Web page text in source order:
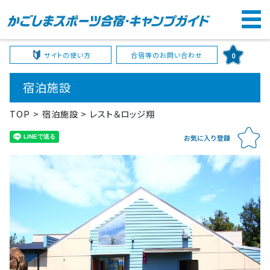
サイトの使い方 合宿等のお問い合わせ 0
宿泊施設
TOP 宿泊施設 レスト＆ロッジ翔